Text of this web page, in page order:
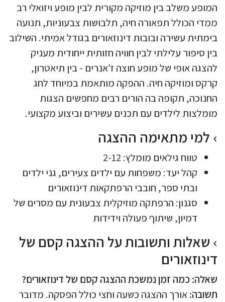
המופע משלב בין מוזיקה מקורית לבין מופע ויזואלי רב
ממדי הכולל תפאורה חיה, תלבושות צבעוניות, תנועה
בימתית עשירה ובובות דינוזאורים בגודל אמיתי. השילוב
בין סיפור עלילתי לבין חוויה חזותית ייחודית מעניק
להצגה אופי של מופע חוצה ז'אנרים - בין תיאטרון,
קרקס ומוזיקה חיה. ההפקה מותאמת במיוחד לחג
החנוכה, תקופה בה הורים רבים מחפשים הצגות
מומלצות לילדים עם תכנים עשירים וביצוע מקצועי.
למי מתאימה ההצגה
טווח גילאים מומלץ: 2-12
קהל יעד: משפחות עם ילדים צעירים, גני ילדים
ובתי ספר, חובבי הרפתקאות דינוזאורים
סגנון: הרפתקה מוזיקלית צבעונית עם מסרים של
דמיון, שיתוף פעולה וידידות
שאלות ותשובות על ההצגה קסם של
דינוזאורים
שאלה: כמה זמן נמשכת ההצגה קסם של דינוזאורים?
תשובה:אורך ההצגה כשעה וחצי כולל הפסקה. מדובר